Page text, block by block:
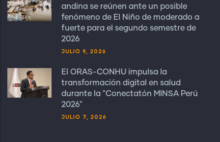
andina se reúnen ante un posible
fenómeno de El Niño de moderado a
fuerte para el segundo semestre de
2026
JULIO 9, 2026
El ORAS-CONHU impulsa la
transformación digital en salud
durante la "Conectatón MINSA Perú
2026"
JULIO 7, 2026